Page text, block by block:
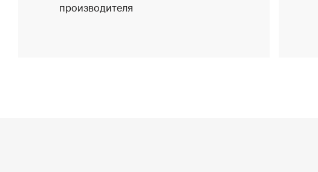
производителя